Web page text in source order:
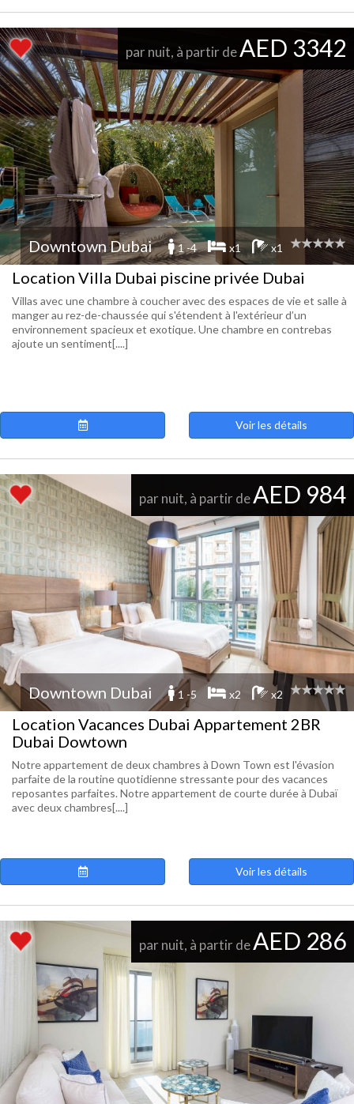
par nuit, à partir deAED 3342
Downtown Dubai 1 -4 x1 x1
Location Villa Dubai piscine privée Dubai
Villas avec une chambre à coucher avec des espaces de vie et salle à
manger au rez-de-chaussée qui s'étendent à l'extérieur d’un
environnement spacieux et exotique. Une chambre en contrebas
ajoute un sentiment[....]
Voir les détails
par nuit, à partir deAED 984
Downtown Dubai 1 -5 x2 x2
Location Vacances Dubai Appartement 2BR
Dubai Dowtown
Notre appartement de deux chambres à Down Town est l'évasion
parfaite de la routine quotidienne stressante pour des vacances
reposantes parfaites. Notre appartement de courte durée à Dubaï
avec deux chambres[....]
Voir les détails
par nuit, à partir deAED 286